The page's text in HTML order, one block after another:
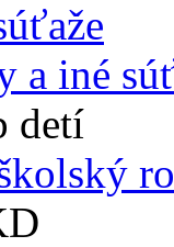
a iné
detí